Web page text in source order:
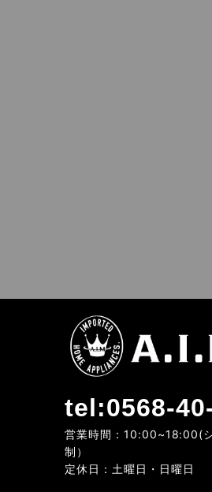
tel:0568-
営業時間：10:00~18:00(
制）
定休日：土曜日・日曜日